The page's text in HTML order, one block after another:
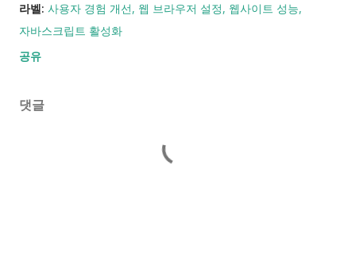
라벨: 사용자 경험 개선 웹 브라우저 설정 웹사이트 성능
자바스크립트 활성화
공유
댓글